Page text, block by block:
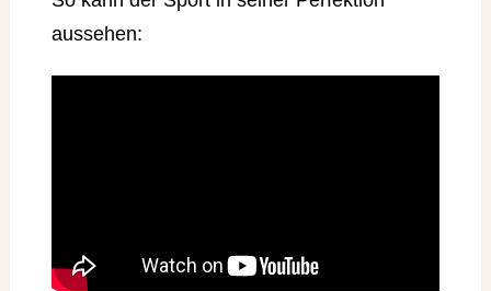
aussehen: